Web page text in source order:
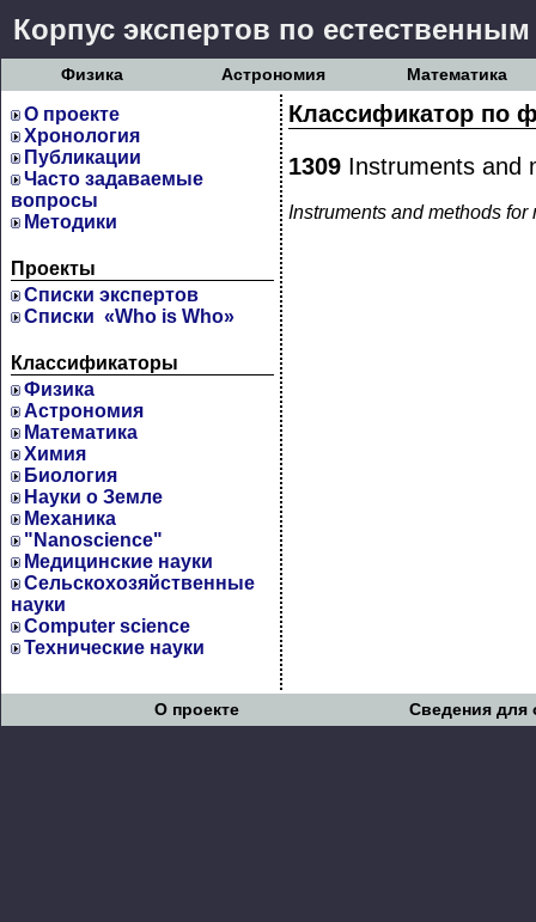
Корпус экспертов по
Физика Астрономия Математика
О проекте
Хронология
Публикации
Часто задаваемые
вопросы
Методики
Проекты
Cписки экспертов
Списки «Who is Who»
Классификаторы
Физика
Астрономия
Математика
Химия
Биология
Науки о Земле
Механика
"Nanoscience"
Медицинские науки
Сельскохозяйственные
науки
Computer science
Технические науки
Классификатор по
1309 Instruments and
Instruments and methods
О проекте Сведения для